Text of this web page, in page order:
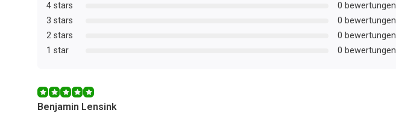
4 stars
0 bewertungen
3 stars
0 bewertungen
2 stars
0 bewertungen
1 star
0 bewertungen
Benjamin Lensink